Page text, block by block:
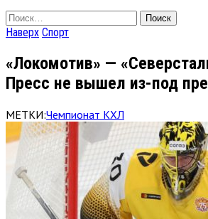
Найти:
Наверх Спорт
«Локомотив» —
Пресс не вышел из-под
МЕТКИ:Чемпионат КХЛ